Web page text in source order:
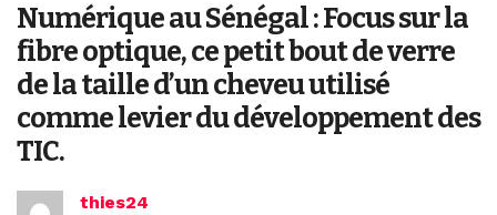
Numérique au Sénégal : Focus sur la
fibre optique, ce petit bout de verre
de la taille d’un cheveu utilisé
comme levier du développement des
TIC.
thies24